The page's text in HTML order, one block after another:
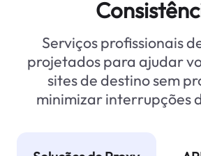
Serviços profissionais
projetados para ajudar
sites de destino sem
minimizar interrupções